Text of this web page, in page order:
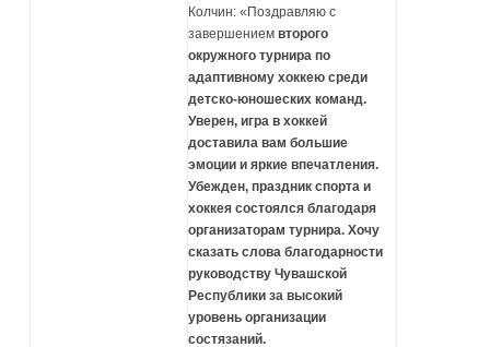
Колчин: «Поздравляю с
завершениемвторого
окружного турнира по
адаптивному хоккею среди
детско-юношеских команд.
Уверен, игра в хоккей
доставила вам большие
эмоции и яркие впечатления.
Убежден, праздник спорта и
хоккея состоялся благодаря
организаторам турнира. Хочу
сказать слова благодарности
руководству Чувашской
Республики за высокий
уровень организации
состязаний.